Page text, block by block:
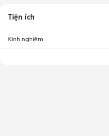
Tiện ích
Kinh nghiệm